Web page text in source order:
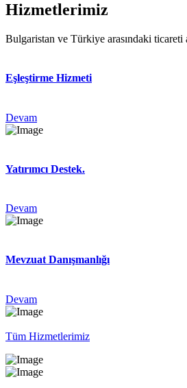
Hizmetlerimiz
Bulgaristan ve Türkiye arasındaki
Eşleştirme Hizmeti
Devam
Yatırımcı Destek.
Devam
Mevzuat Danışmanlığı
Devam
Tüm Hizmetlerimiz